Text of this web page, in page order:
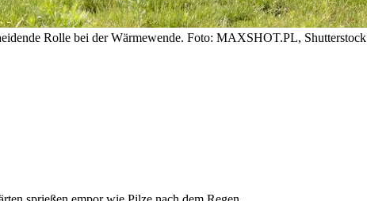
Rolle bei der Wärmewende. Foto: MAXSHOT.PL, Shutterstock